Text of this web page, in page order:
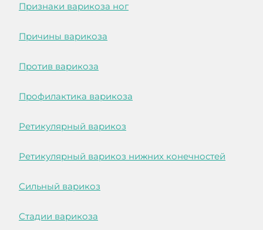
Признаки варикоза ног
Причины варикоза
Против варикоза
Профилактика варикоза
Ретикулярный варикоз
Ретикулярный варикоз нижних конечностей
Сильный варикоз
Стадии варикоза